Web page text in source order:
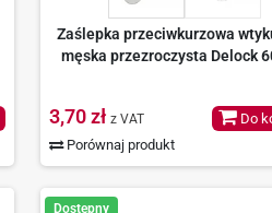
Zaślepka przeciwkurzowa
męska przezroczysta Delock
3,70 zł z VAT
Porównaj produkt
Do
Dostępny